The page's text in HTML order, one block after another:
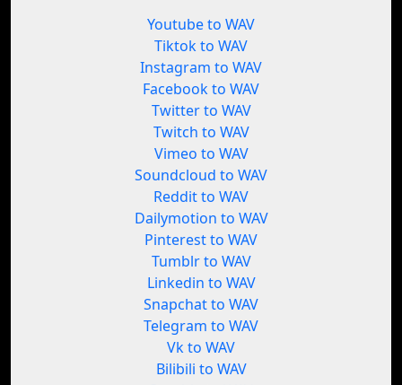
Youtube to WAV
Tiktok to WAV
Instagram to WAV
Facebook to WAV
Twitter to WAV
Twitch to WAV
Vimeo to WAV
Soundcloud to WAV
Reddit to WAV
Dailymotion to WAV
Pinterest to WAV
Tumblr to WAV
Linkedin to WAV
Snapchat to WAV
Telegram to WAV
Vk to WAV
Bilibili to WAV